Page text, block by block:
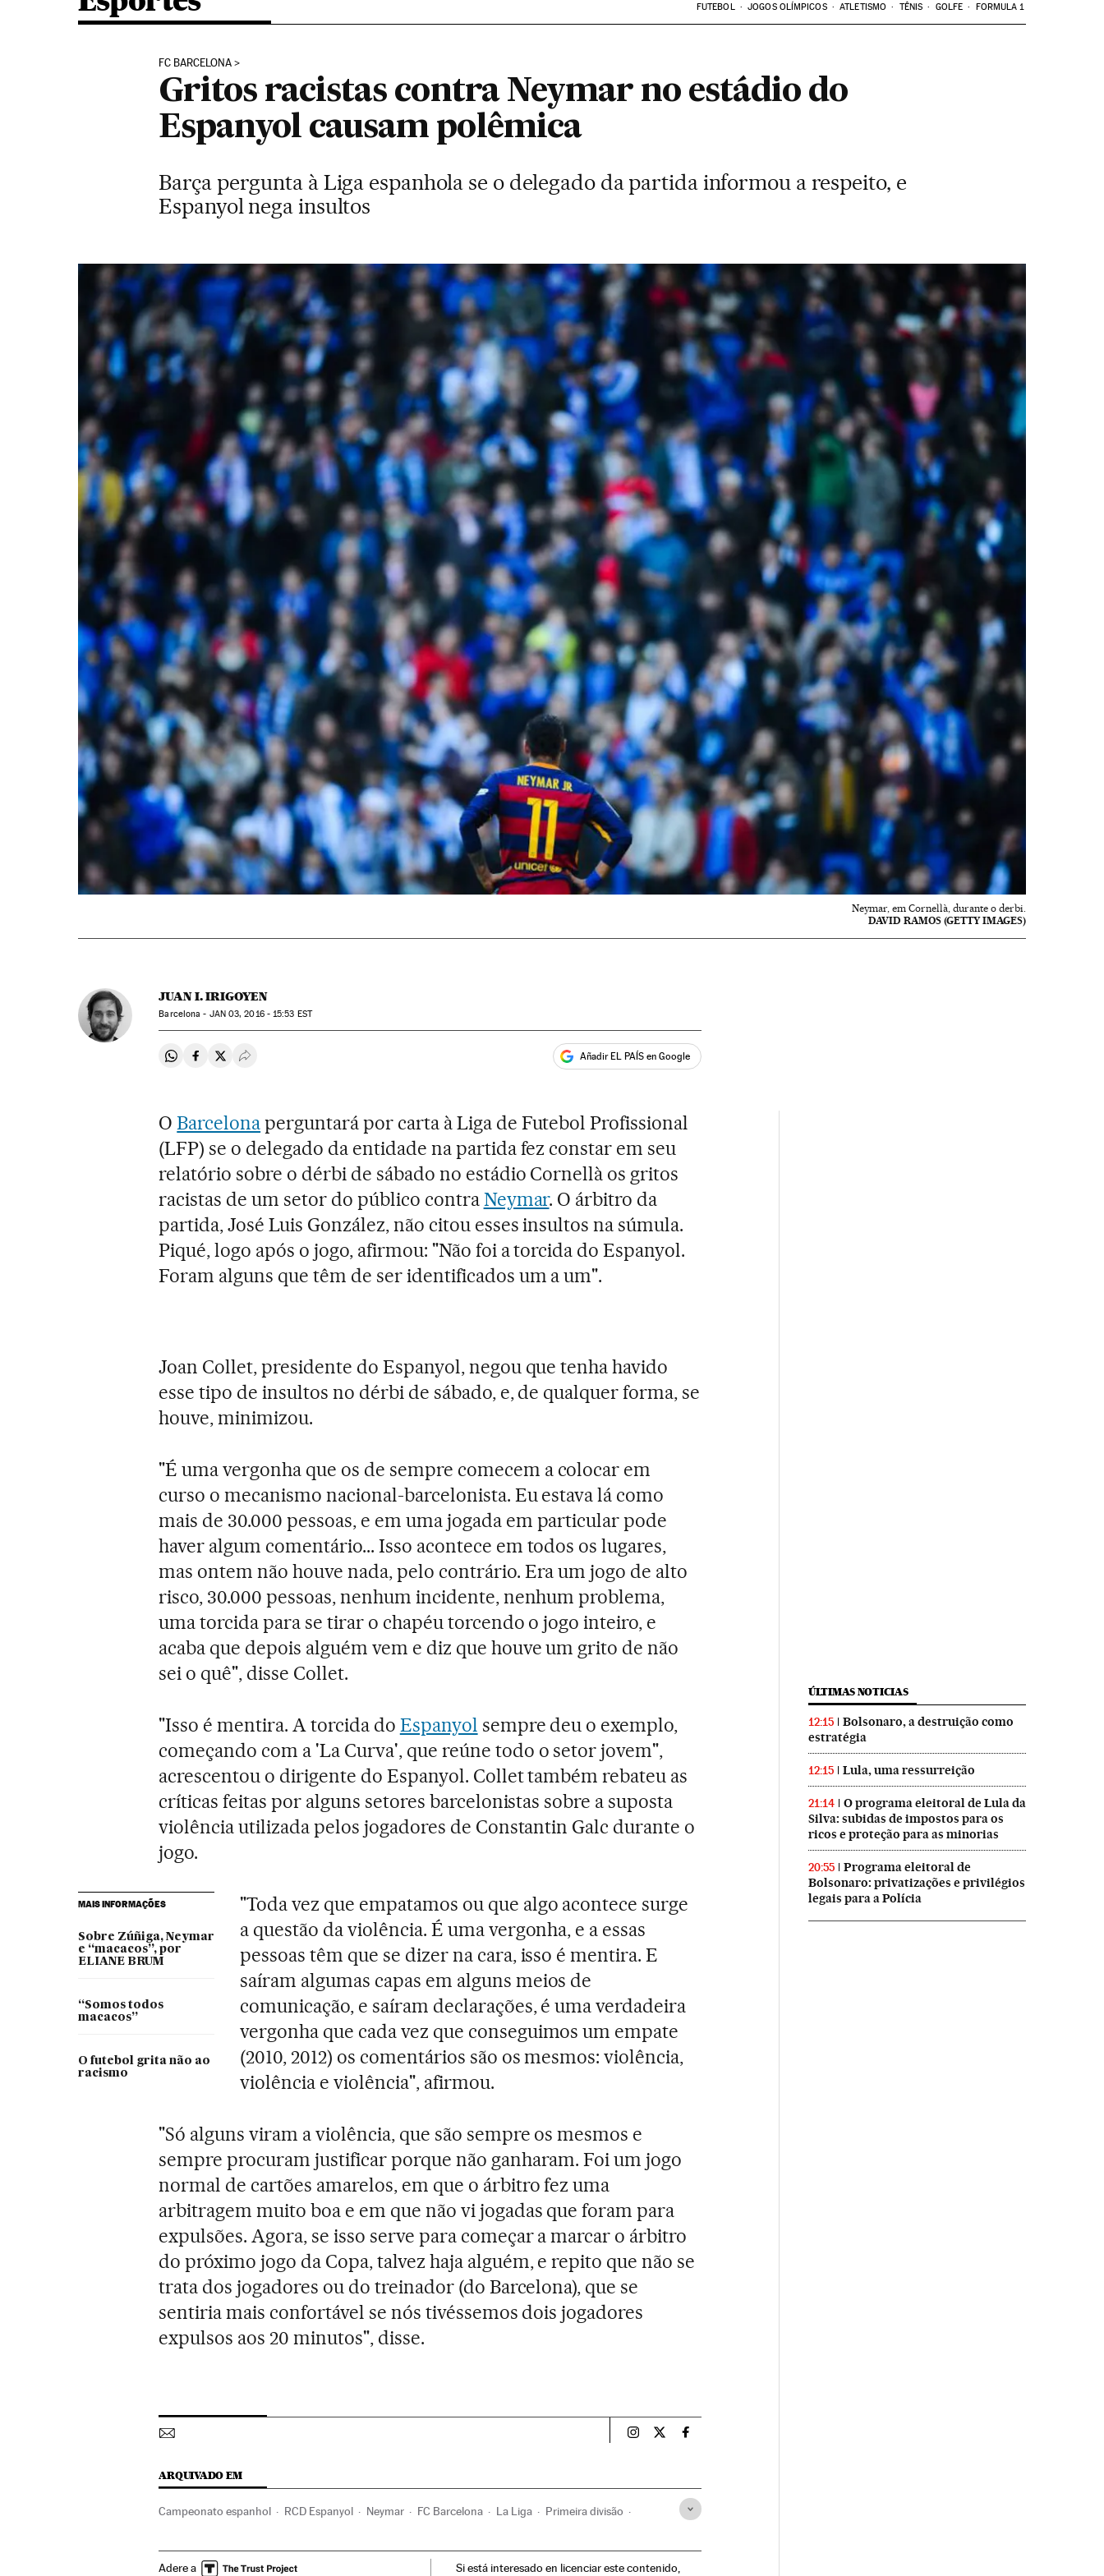
FUTEBOL JOGOS OLÍMPICOS ATLETISMO TÊNIS GOLFE FORMULA 1
FC BARCELONA
Gritos racistas contra Neymar no estádio do
Espanyol causam polêmica
Barça pergunta à Liga espanhola se o delegado da partida informou a respeito, e
Espanyol nega insultos
Neymar, em Cornellà, durante o derbi.
DAVID RAMOS (GETTY IMAGES)
JUAN I. IRIGOYEN
Barcelona - JAN03, 2016 - 15:53 EST
Compartir en Whatsapp
Compartir en Facebook
Compartir en Twitter
Desplegar Redes Sociales Añadir EL PAÍS en Google
OBarcelonaperguntará por carta à Liga de Futebol Profissional
(LFP) se o delegado da entidade na partida fez constar em seu
relatório sobre o dérbi de sábado no estádio Cornellà os gritos
racistas de um setor do público contraNeymar. O árbitro da
partida, José Luis González, não citou esses insultos na súmula.
Piqué, logo após o jogo, afirmou: "Não foi a torcida do Espanyol.
Foram alguns que têm de ser identificados um a um".
Joan Collet, presidente do Espanyol, negou que tenha havido
esse tipo de insultos no dérbi de sábado, e, de qualquer forma, se
houve, minimizou.
"É uma vergonha que os de sempre comecem a colocar em
curso o mecanismo nacional-barcelonista. Eu estava lá como
mais de 30.000 pessoas, e em uma jogada em particular pode
haver algum comentário... Isso acontece em todos os lugares,
mas ontem não houve nada, pelo contrário. Era um jogo de alto
risco, 30.000 pessoas, nenhum incidente, nenhum problema,
uma torcida para se tirar o chapéu torcendo o jogo inteiro, e
acaba que depois alguém vem e diz que houve um grito de não
sei o quê", disse Collet.
"Isso é mentira. A torcida do Espanyol sempre deu o exemplo,
começando com a 'La Curva', que reúne todo o setor jovem",
acrescentou o dirigente do Espanyol. Collet também rebateu as
críticas feitas por alguns setores barcelonistas sobre a suposta
violência utilizada pelos jogadores de Constantin Galc durante o
jogo.
MAIS INFORMAÇÕES
Sobre Zúñiga, Neymar
e “macacos”, por
ELIANE BRUM
“Somos todos
macacos”
O futebol grita não ao
racismo
"Toda vez que empatamos ou que algo acontece surge
a questão da violência. É uma vergonha, e a essas
pessoas têm que se dizer na cara, isso é mentira. E
saíram algumas capas em alguns meios de
comunicação, e saíram declarações, é uma verdadeira
vergonha que cada vez que conseguimos um empate
(2010, 2012) os comentários são os mesmos: violência,
violência e violência", afirmou.
"Só alguns viram a violência, que são sempre os mesmos e
sempre procuram justificar porque não ganharam. Foi um jogo
normal de cartões amarelos, em que o árbitro fez uma
arbitragem muito boa e em que não vi jogadas que foram para
expulsões. Agora, se isso serve para começar a marcar o árbitro
do próximo jogo da Copa, talvez haja alguém, e repito que não se
trata dos jogadores ou do treinador (do Barcelona), que se
sentiria mais confortável se nós tivéssemos dois jogadores
expulsos aos 20 minutos", disse.
Esportes El País Brasil en Instagram
Esportes El País Brasil en Twitter
Esportes El País Brasil en Facebook
ARQUIVADO EM
Campeonato espanhol RCD Espanyol Neymar FC Barcelona La Liga Primeira divisão
Adere a Si está interesado en licenciar este contenido,
ÚLTIMAS NOTICIAS
12:15
Bolsonaro, a destruição como
estratégia
12:15 Lula, uma ressurreição
21:14
O programa eleitoral de Lula da
Silva: subidas de impostos para os
ricos e proteção para as minorias
20:55
Programa eleitoral de
Bolsonaro: privatizações e privilégios
legais para a Polícia